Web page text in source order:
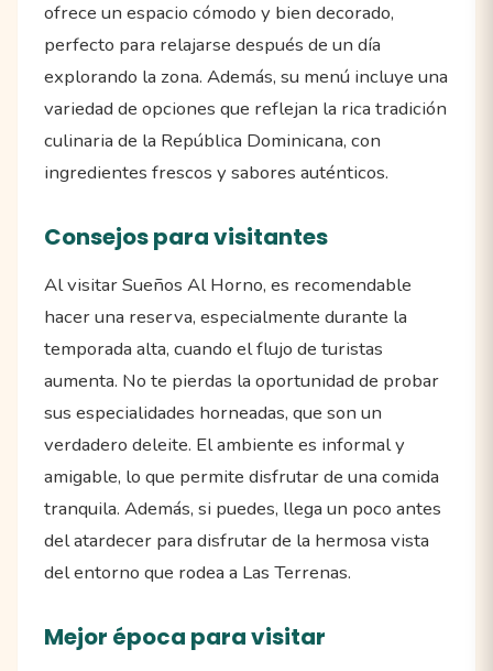
ofrece un espacio cómodo y bien decorado,
perfecto para relajarse después de un día
explorando la zona. Además, su menú incluye una
variedad de opciones que reflejan la rica tradición
culinaria de la República Dominicana, con
ingredientes frescos y sabores auténticos.
Consejos para visitantes
Al visitar Sueños Al Horno, es recomendable
hacer una reserva, especialmente durante la
temporada alta, cuando el flujo de turistas
aumenta. No te pierdas la oportunidad de probar
sus especialidades horneadas, que son un
verdadero deleite. El ambiente es informal y
amigable, lo que permite disfrutar de una comida
tranquila. Además, si puedes, llega un poco antes
del atardecer para disfrutar de la hermosa vista
del entorno que rodea a Las Terrenas.
Mejor época para visitar